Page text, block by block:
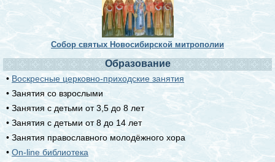
Собор святых Новосибирской митрополии
Образование
• Воскресные церковно-приходские занятия
• Занятия со взрослыми
• Занятия с детьми от 3,5 до 8 лет
• Занятия с детьми от 8 до 14 лет
• Занятия православного молодёжного хора
• On-line библиотека